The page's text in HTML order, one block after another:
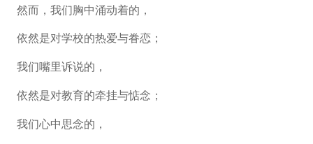
然而，我们胸中涌动着的，
依然是对学校的热爱与眷恋；
我们嘴里诉说的，
依然是对教育的牵挂与惦念；
我们心中思念的，